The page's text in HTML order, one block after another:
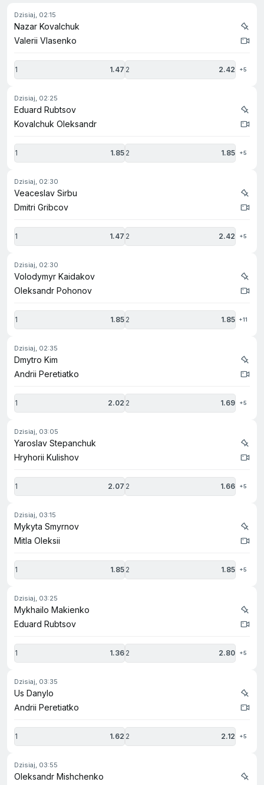
dzisiaj, 02:15
Nazar Kovalchuk
Valerii Vlasenko
1 1.47 2 2.42 +5
dzisiaj, 02:25
Eduard Rubtsov
Kovalchuk Oleksandr
1 1.85 2 1.85 +5
dzisiaj, 02:30
Veaceslav Sirbu
Dmitri Gribcov
1 1.47 2 2.42 +5
dzisiaj, 02:30
Volodymyr Kaidakov
Oleksandr Pohonov
1 1.85 2 1.85 +11
dzisiaj, 02:35
Dmytro Kim
Andrii Peretiatko
1 2.02 2 1.69 +5
dzisiaj, 03:05
Yaroslav Stepanchuk
Hryhorii Kulishov
1 2.07 2 1.66 +5
dzisiaj, 03:15
Mykyta Smyrnov
Mitla Oleksii
1 1.85 2 1.85 +5
dzisiaj, 03:25
Mykhailo Makienko
Eduard Rubtsov
1 1.36 2 2.80 +5
dzisiaj, 03:35
Us Danylo
Andrii Peretiatko
1 1.62 2 2.12 +5
dzisiaj, 03:55
Oleksandr Mishchenko